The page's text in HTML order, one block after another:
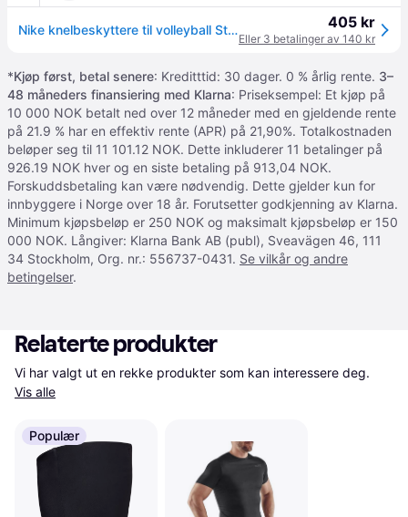
Nike knelbeskyttere til volleyball Streak Knee Pads svarte NVP07001 str. XS/S 405 kr
Eller 3 betalinger av 140 kr
*Kjøp først, betal senere: Kreditttid: 30 dager. 0 % årlig rente. 3–
48 måneders finansiering med Klarna: Priseksempel: Et kjøp på
10 000 NOK betalt ned over 12 måneder med en gjeldende rente
på 21.9 % har en effektiv rente (APR) på 21,90%. Totalkostnaden
beløper seg til 11 101.12 NOK. Dette inkluderer 11 betalinger på
926.19 NOK hver og en siste betaling på 913,04 NOK.
Forskuddsbetaling kan være nødvendig. Dette gjelder kun for
innbyggere i Norge over 18 år. Forutsetter godkjenning av Klarna.
Minimum kjøpsbeløp er 250 NOK og maksimalt kjøpsbeløp er 150
000 NOK. Långiver: Klarna Bank AB (publ), Sveavägen 46, 111
34 Stockholm, Org. nr.: 556737-0431. Se vilkår og andre
betingelser.
Relaterte produkter
Vis alle
Populær